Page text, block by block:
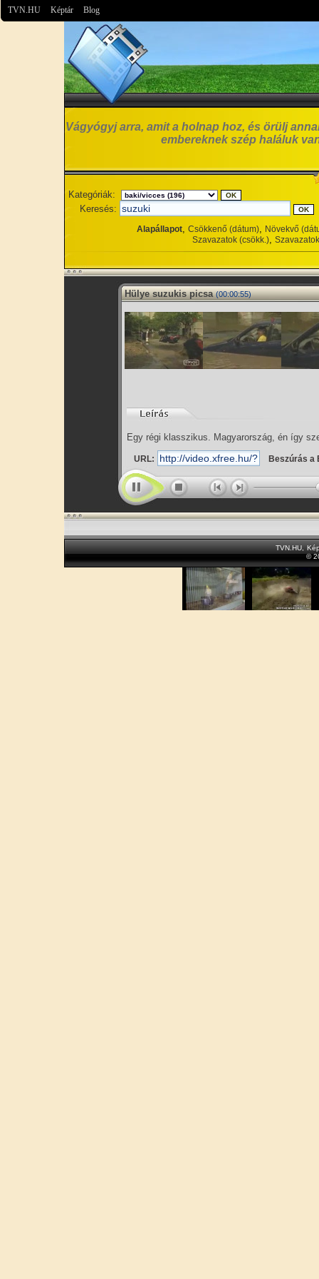
TVN.HU Képtár Blog
Vágyógyj arra, amit a holnap hoz, és örülj
embereknek szép haláluk
Kategóriák:
Keresés:
Alapállapot, Csökkenő (dátum), Növekvő
Szavazatok (csökk.),
Hülye suzukis picsa (00:00:55)
Egy régi klasszikus. Magyarország, én így
URL: Beszúrás a
TVN.HU
©